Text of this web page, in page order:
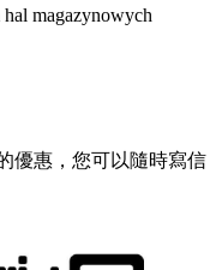
magazynowych
優惠，您可以隨時寫信